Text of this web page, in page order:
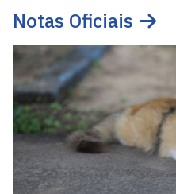
Notas Oficiais